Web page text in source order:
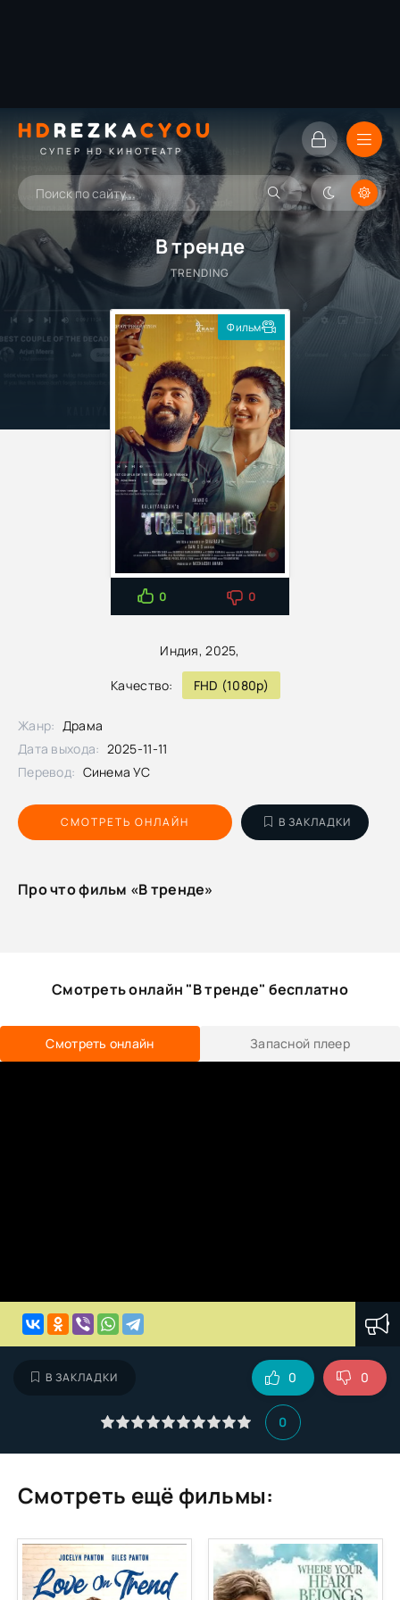
HDREZKACYOU
СУПЕР HD КИНОТЕАТР
В тренде
TRENDING
Индия, 2025,
Качество: FHD (1080p)
Фильм
0 0
СМОТРЕТЬ ОНЛАЙН В ЗАКЛАДКИ
Жанр: Драма
Дата выхода: 2025-11-11
Перевод: Синема УС
Про что фильм «В тренде»
Смотреть онлайн "В тренде" бесплатно
Смотреть онлайн Запасной плеер
В ЗАКЛАДКИ
0
0 0
Смотреть ещё фильмы: